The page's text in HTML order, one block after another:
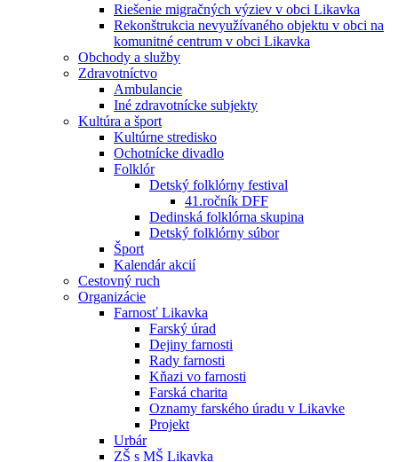
Riešenie migračných výziev v obci Likavka
Rekonštrukcia nevyužívaného objektu v obci na
komunitné centrum v obci Likavka
Obchody a služby
Zdravotníctvo
Ambulancie
Iné zdravotnícke subjekty
Kultúra a šport
Kultúrne stredisko
Ochotnícke divadlo
Folklór
Detský folklórny festival
41.ročník DFF
Dedinská folklórna skupina
Detský folklórny súbor
Šport
Kalendár akcií
Cestovný ruch
Organizácie
Farnosť Likavka
Farský úrad
Dejiny farnosti
Rady farnosti
Kňazi vo farnosti
Farská charita
Oznamy farského úradu v Likavke
Projekt
Urbár
ZŠ s MŠ Likavka